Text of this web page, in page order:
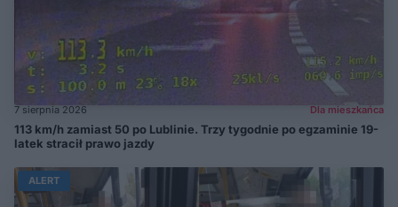
7 sierpnia 2026 Dla mieszkańca
113 km/h zamiast 50 po Lublinie. Trzy tygodnie po egzaminie 19-
latek stracił prawo jazdy
ALERT